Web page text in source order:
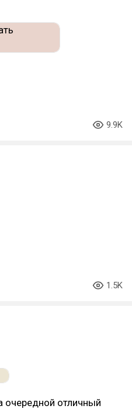
9.9K
1.5K
очередной отличный